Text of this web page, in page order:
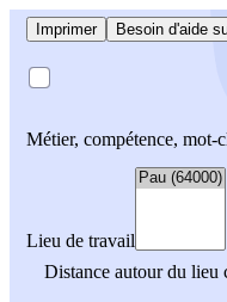
Imprimer Besoin d'aide
Métier, compétence, mot-
Lieu de travail
Distance autour du lieu